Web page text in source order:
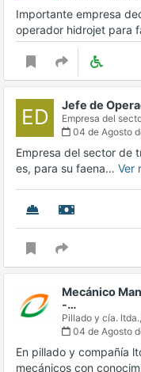
Importante empresa
operador hidrojet para
ED Jefe de
Empresa del
04 de Agosto
Empresa del sector de
es, para su faena… Ver
Mecánico
-…
Pillado y cía. ltda.,
04 de Agosto
En pillado y compañía
mecánicos con